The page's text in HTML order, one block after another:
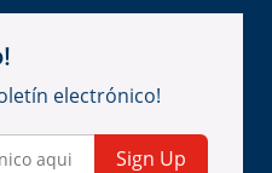
electrónico!
Sign Up